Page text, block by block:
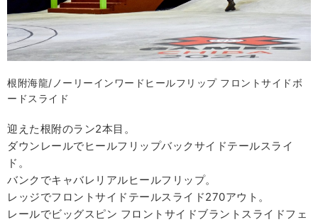
根附海龍/ノーリーインワードヒールフリップ フロントサイドボ
ードスライド
迎えた根附のラン2本目。
ダウンレールでヒールフリップバックサイドテールスライ
ド。
バンクでキャバレリアルヒールフリップ。
レッジでフロントサイドテールスライド270アウト。
レールでビッグスピン フロントサイドブラントスライドフェ